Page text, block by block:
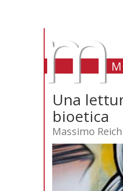
m
Una
bioetica
Massimo